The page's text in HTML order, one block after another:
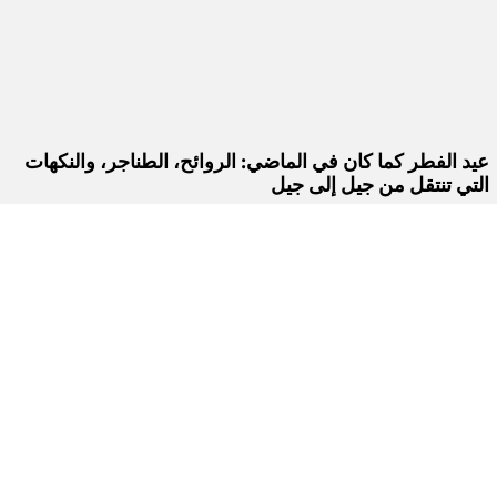
عيد الفطر كما كان في الماضي: الروائح، الطناجر، والنكهات
التي تنتقل من جيل إلى جيل